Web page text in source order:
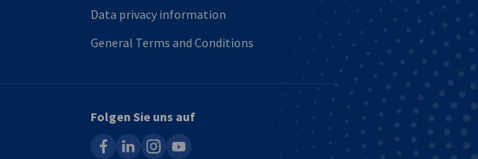
Data privacy information
General Terms and Conditions
Folgen Sie uns auf
facebooklinkedininstagram
youtube